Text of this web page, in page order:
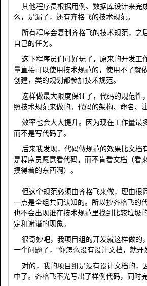
其他程序员根据用例、数据库设计来完
么，是漏了，还有齐格飞的技术规范。
所有程序会复制齐格飞的技术规范，之
自己的任务。
这下程序员们可好玩了，原来的开发工
量直接可以使用技术规范的，使用不了就
创建，类的规划都参加技术规范。
这样做最大限度保证了，代码的规范性
照技术规范来做的。代码的架构、命名、
效率也会大大提升。因为现在工作量最
而不是写代码了。
后来我发现，代码做规范的效果比文档
是程序员愿意看代码，而不肯看文档（看
摸得着的东西啊）。
但这个规范必须由齐格飞来做，理由很
一点是全组共同认知的。所以抄齐格飞的
也不会出现谁在技术规范里找到比较垃圾
定和谢谐的现象。
很奇妙吧，我项目组的开发就这样做的
一个问题了，“你怎么没有设计文档，就开
对的，我的项目组是没有设计文档的，
中了。齐格飞不光写出了样例代码，同时